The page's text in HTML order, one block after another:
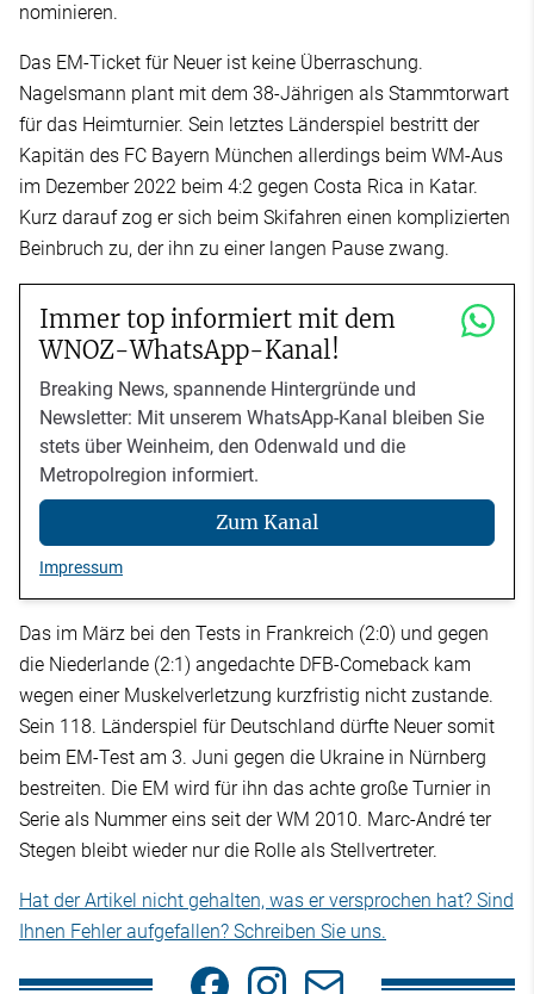
nominieren.
Das EM-Ticket für Neuer ist keine Überraschung.
Nagelsmann plant mit dem 38-Jährigen als Stammtorwart
für das Heimturnier. Sein letztes Länderspiel bestritt der
Kapitän des FC Bayern München allerdings beim WM-Aus
im Dezember 2022 beim 4:2 gegen Costa Rica in Katar.
Kurz darauf zog er sich beim Skifahren einen komplizierten
Beinbruch zu, der ihn zu einer langen Pause zwang.
Immer top informiert mit dem
WNOZ-WhatsApp-Kanal!
Breaking News, spannende Hintergründe und
Newsletter: Mit unserem WhatsApp-Kanal bleiben Sie
stets über Weinheim, den Odenwald und die
Metropolregion informiert.
Zum Kanal
Impressum
Das im März bei den Tests in Frankreich (2:0) und gegen
die Niederlande (2:1) angedachte DFB-Comeback kam
wegen einer Muskelverletzung kurzfristig nicht zustande.
Sein 118. Länderspiel für Deutschland dürfte Neuer somit
beim EM-Test am 3. Juni gegen die Ukraine in Nürnberg
bestreiten. Die EM wird für ihn das achte große Turnier in
Serie als Nummer eins seit der WM 2010. Marc-André ter
Stegen bleibt wieder nur die Rolle als Stellvertreter.
Hat der Artikel nicht gehalten, was er versprochen hat? Sind
Ihnen Fehler aufgefallen? Schreiben Sie uns.